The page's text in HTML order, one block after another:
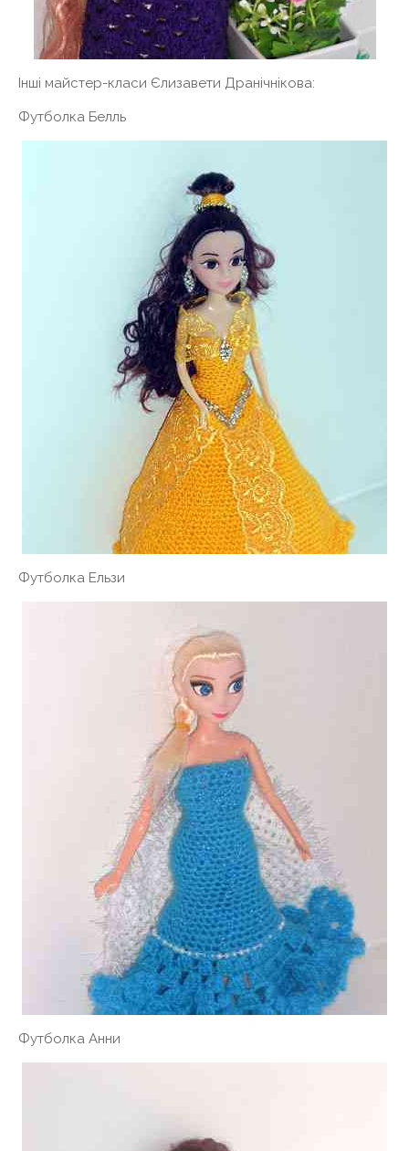
Інші майстер-класи Єлизавети Дранічнікова:
Футболка Белль
Футболка Ельзи
Футболка Анни